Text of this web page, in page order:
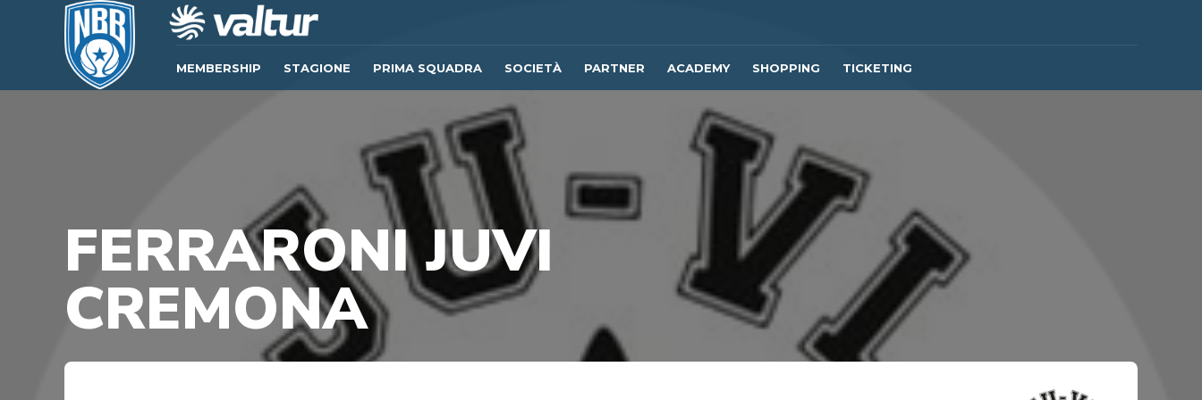
MEMBERSHIP STAGIONE PRIMA SQUADRA SOCIETÀ PARTNER ACADEMY SHOPPING TICKETING
FERRARONI JUVI
CREMONA